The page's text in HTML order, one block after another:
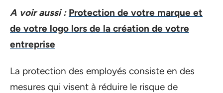
A voir aussi : Protection de votre marque et
de votre logo lors de la création de votre
entreprise
La protection des employés consiste en des
mesures qui visent à réduire le risque de